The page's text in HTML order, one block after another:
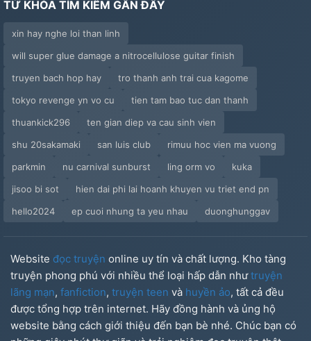
TỪ KHÓA TÌM KIẾM GẦN ĐÂY
xin hay nghe loi than linh
will super glue damage a nitrocellulose guitar finish
truyen bach hop hay
tro thanh anh trai cua kagome
tokyo revenge yn vo cu
tien tam bao tuc dan thanh
thuankick296
ten gian diep va cau sinh vien
shu 20sakamaki
san luis club
rimuu hoc vien ma vuong
parkmin
nu carnival sunburst ling orm vo
kuka
jisoo bi sot
hien dai phi lai hoanh khuyen vu triet end pn
hello2024
ep cuoi nhung ta yeu nhau duonghunggav
Website đọc truyện online uy tín và chất lượng. Kho tàng
truyện phong phú với nhiều thể loại hấp dẫn nhưtruyện
lãng mạn, fanfiction, truyện teen và huyền ảo, tất cả đều
được tổng hợp trên internet. Hãy đồng hành và ủng hộ
website bằng cách giới thiệu đến bạn bè nhé. Chúc bạn có